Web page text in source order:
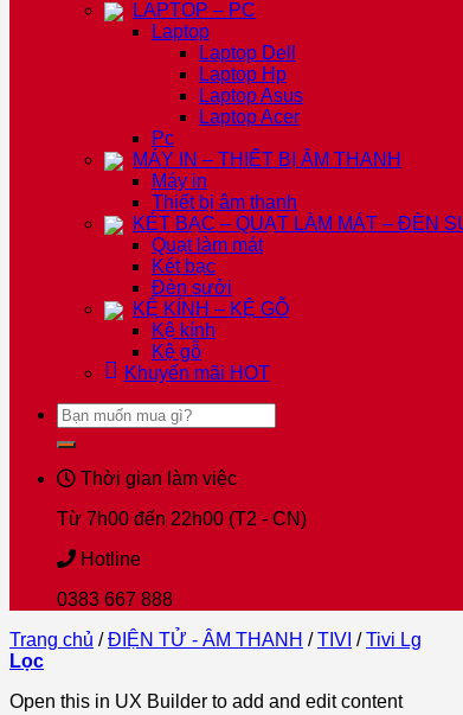
LAPTOP – PC
Laptop
Laptop Dell
Laptop Hp
Laptop Asus
Laptop Acer
Pc
MÁY IN – THIẾT BỊ ÂM THANH
Máy in
Thiết bị âm thanh
KÉT BẠC – QUẠT LÀM MÁT – ĐÈN
Quạt làm mát
Két bạc
Đèn sưởi
KỆ KÍNH – KỆ GỖ
Kệ kính
Kệ gỗ
Khuyến mãi HOT
Tìm
kiếm:
Thời gian làm việc
Từ 7h00 đến 22h00 (T2 - CN)
Hotline
0383 667 888
Trang chủ / ĐIỆN TỬ - ÂM THANH / TIVI / Tivi Lg
Lọc
Open this in UX Builder to add and edit content